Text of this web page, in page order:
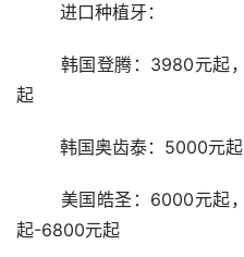
	进口种植牙：
起
	韩国奥齿泰：5000元起
起-6800元起